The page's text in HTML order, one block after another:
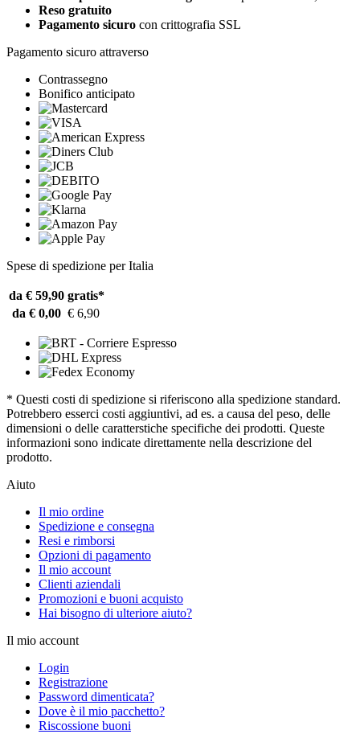
Reso gratuito
Pagamento sicuro con crittografia SSL
Pagamento sicuro attraverso
Contrassegno
Bonifico anticipato
Spese di spedizione per Italia
da € 59,90 gratis*
da € 0,00 € 6,90
* Questi costi di spedizione si riferiscono alla spedizione standard.
Potrebbero esserci costi aggiuntivi, ad es. a causa del peso, delle
dimensioni o delle caratterstiche specifiche dei prodotti. Queste
informazioni sono indicate direttamente nella descrizione del
prodotto.
Aiuto
Il mio ordine
Spedizione e consegna
Resi e rimborsi
Opzioni di pagamento
Il mio account
Clienti aziendali
Promozioni e buoni acquisto
Hai bisogno di ulteriore aiuto?
Il mio account
Login
Registrazione
Password dimenticata?
Dove è il mio pacchetto?
Riscossione buoni